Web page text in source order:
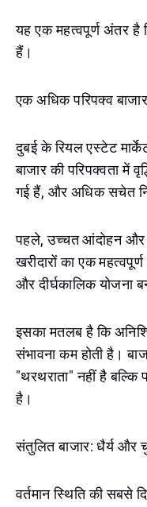
यह एक महत्वपूर्ण अंतर
हैं।
एक अधिक परिपक्व
दुबई के रियल एस्टेट
बाजार की परिपक्वता में
गई हैं, और अधिक सचेत
पहले, उच्चत आंदोहन और
खरीदारों का एक
और दीर्घकालिक योजना
इसका मतलब है कि
संभावना कम होती है।
"थरथराता" नहीं है बल्कि
है।
संतुलित बाजार: धैर्य और
वर्तमान स्थिति की